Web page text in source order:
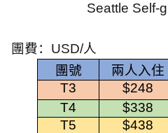
Seattle Self-
團費： USD/人
團號
兩人入住
T3
$248
T4
$338
T5
$438